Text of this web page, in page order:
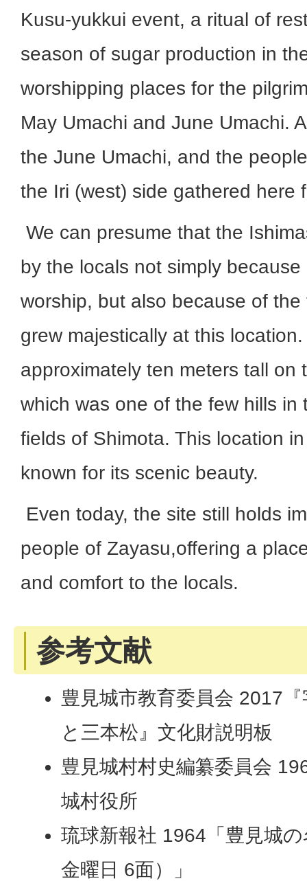
Kusu-yukkui event, a ritual of
season of sugar production in
worshipping places for the
May Umachi and June Umachi.
the June Umachi, and the
the Iri (west) side gathered here
We can presume that the
by the locals not simply
worship, but also because of
grew majestically at this
approximately ten meters tall on
which was one of the few hills in
fields of Shimota. This location
known for its scenic beauty.
Even today, the site still holds
people of Zayasu,offering a
and comfort to the locals.
参考文献
豊見城市教育委員会 2017
と三本松』文化財説明板
豊見城村村史編纂委員会
城村役所
琉球新報社 1964「豊見城
金曜日 6面）」